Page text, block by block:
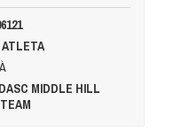
ATLETA
MIDDLE HILL